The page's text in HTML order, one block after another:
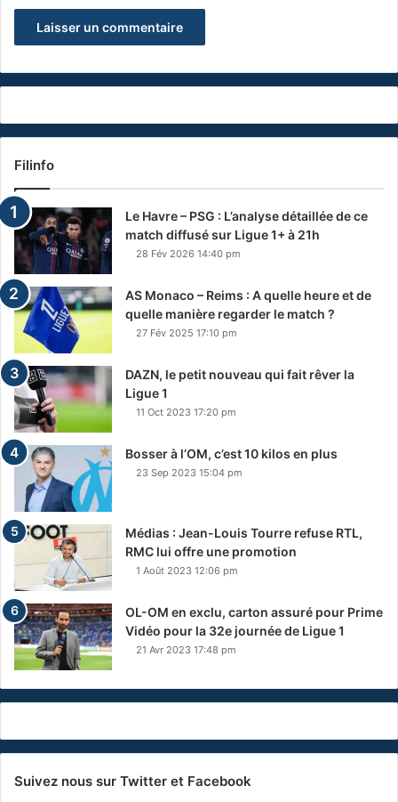
Filinfo
Le Havre – PSG : L’analyse détaillée de ce
match diffusé sur Ligue 1+ à 21h
28 Fév 2026 14:40 pm
AS Monaco – Reims : A quelle heure et de
quelle manière regarder le match ?
27 Fév 2025 17:10 pm
DAZN, le petit nouveau qui fait rêver la
Ligue 1
11 Oct 2023 17:20 pm
Bosser à l’OM, c’est 10 kilos en plus
23 Sep 2023 15:04 pm
Médias : Jean-Louis Tourre refuse RTL,
RMC lui offre une promotion
1 Août 2023 12:06 pm
OL-OM en exclu, carton assuré pour Prime
Vidéo pour la 32e journée de Ligue 1
21 Avr 2023 17:48 pm
Suivez nous sur Twitter et Facebook